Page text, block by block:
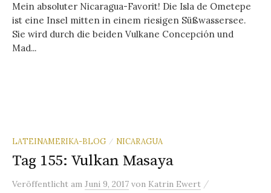
Mein absoluter Nicaragua-Favorit! Die Isla de Ometepe
ist eine Insel mitten in einem riesigen Süßwassersee.
Sie wird durch die beiden Vulkane Concepción und
Mad...
LATEINAMERIKA-BLOG / NICARAGUA
Tag 155: Vulkan Masaya
Veröffentlicht am Juni 9, 2017 von Katrin Ewert /